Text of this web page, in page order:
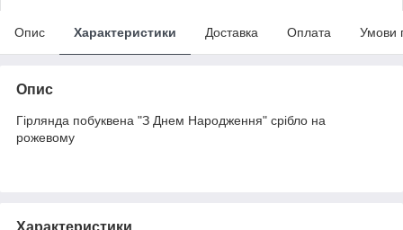
Опис Характеристики Доставка Оплата Умови
Опис
Гірлянда побуквена "З Днем Народження" срібло на
рожевому
Характеристики